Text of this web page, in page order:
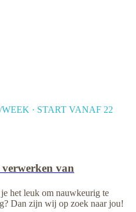
· START VANAF 22
van
het leuk om nauwkeurig te
Dan zijn wij op zoek naar jou!